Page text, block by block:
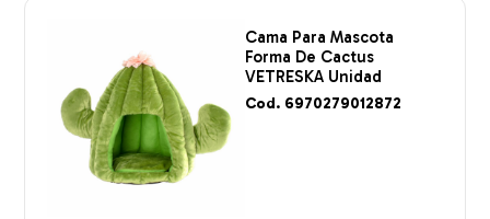
Cama Para Mascota
Forma De Cactus
VETRESKA Unidad
Cod. 6970279012872